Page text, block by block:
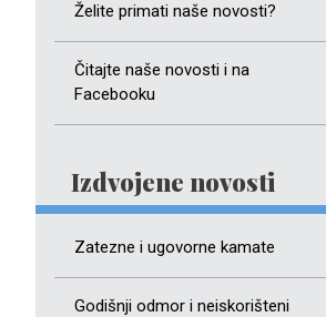
Želite primati naše novosti?
Čitajte naše novosti i na
Facebooku
Izdvojene novosti
Zatezne i ugovorne kamate
Godišnji odmor i neiskorišteni